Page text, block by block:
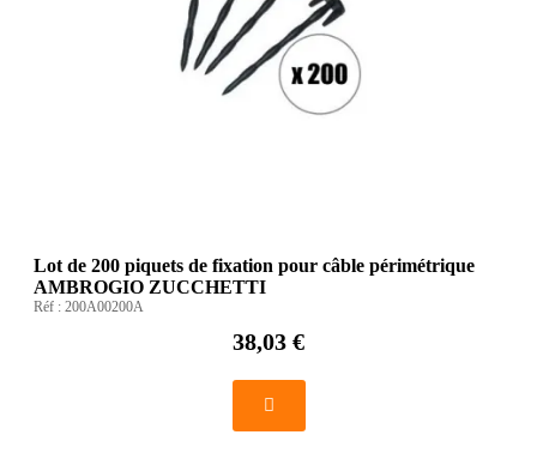
Lot de 200 piquets de fixation pour câble périmétrique
AMBROGIO ZUCCHETTI
Réf : 200A00200A
38,03 €